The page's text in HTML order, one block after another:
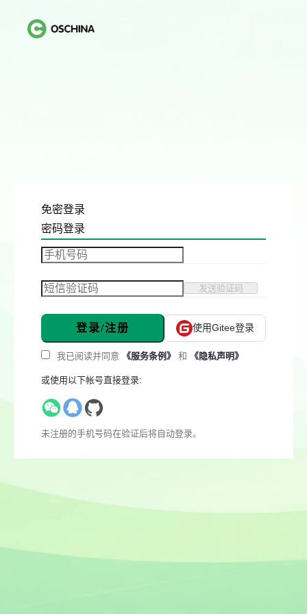
免密登录
密码登录
发送验证码
登录/注册 使用Gitee登录
我已阅读并同意 《服务条例》 和 《隐私声明》
或使用以下帐号直接登录:
未注册的手机号码在验证后将自动登录。